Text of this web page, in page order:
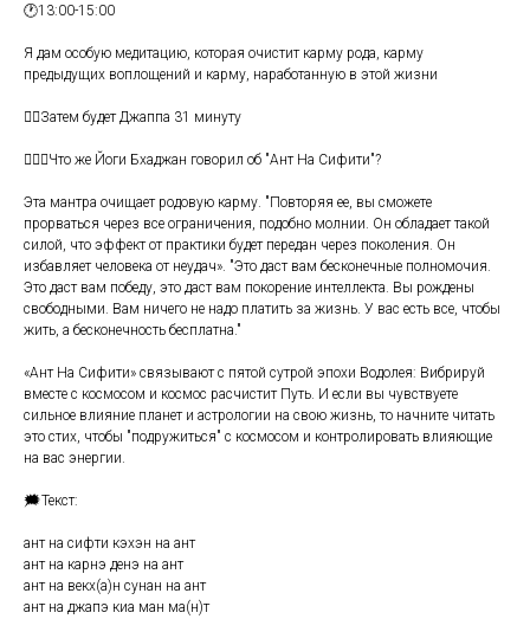
🕐13:00-15:00
Я дам особую медитацию, которая очистит карму рода, карму
предыдущих воплощений и карму, наработанную в этой жизни
👆🏻Затем будет Джаппа 31 минуту
👳🏽‍♂️Что же Йоги Бхаджан говорил об "Ант На Сифити"?
Эта мантра очищает родовую карму. "Повторяя ее, вы сможете
прорваться через все ограничения, подобно молнии. Он обладает такой
силой, что эффект от практики будет передан через поколения. Он
избавляет человека от неудач». "Это даст вам бесконечные полномочия.
Это даст вам победу, это даст вам покорение интеллекта. Вы рождены
свободными. Вам ничего не надо платить за жизнь. У вас есть все, чтобы
жить, а бесконечность бесплатна."
«Ант На Сифити» связывают с пятой сутрой эпохи Водолея: Вибрируй
вместе с космосом и космос расчистит Путь. И если вы чувствуете
сильное влияние планет и астрологии на свою жизнь, то начните читать
это стих, чтобы "подружиться" с космосом и контролировать влияющие
на вас энергии.
🗯️Текст:
ант на сифти кэхэн на ант
ант на карнэ денэ на ант
ант на векх(а)н сунан на ант
ант на джапэ киа ман ма(н)т